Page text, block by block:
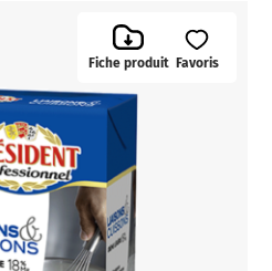
Fiche produit Favoris